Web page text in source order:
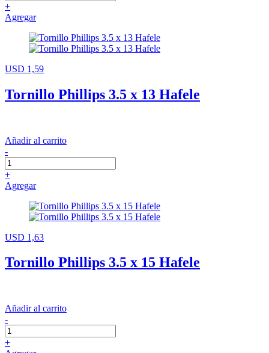
+
Agregar
USD 1,59
Tornillo Phillips 3.5 x 13 Hafele
Añadir al carrito
-
+
Agregar
USD 1,63
Tornillo Phillips 3.5 x 15 Hafele
Añadir al carrito
-
+